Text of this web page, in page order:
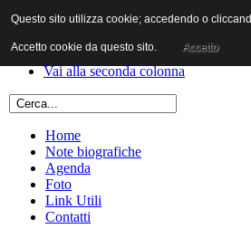
Vai al contenuto
Vai alla prima colonna
Vai alla seconda colonna
Home
Note biografiche
Agenda
Foto
Link Utili
Contatti
Questo sito utilizza cookie; accedendo o
Accetto cookie da questo sito. Accetto